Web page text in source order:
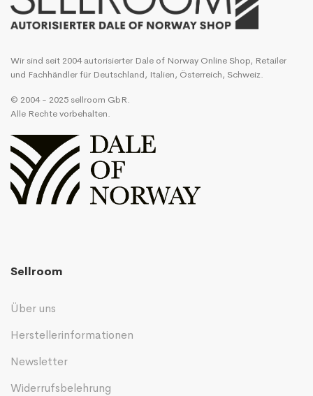
Wir sind seit 2004 autorisierter Dale of Norway Online Shop, Retailer
und Fachhändler für Deutschland, Italien, Österreich, Schweiz.
© 2004 - 2025 sellroom GbR.
Alle Rechte vorbehalten.
Sellroom
Über uns
Herstellerinformationen
Newsletter
Widerrufsbelehrung